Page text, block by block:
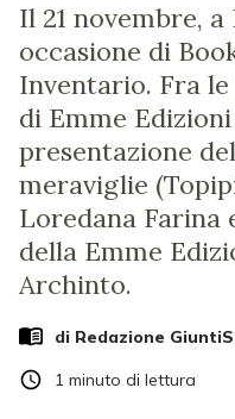
Il 21 novembre, a
occasione di
Inventario. Fra
di Emme Edizioni
presentazione
meraviglie
Loredana Farina
della Emme
Archinto.
di Redazione
1 minuto di lettura